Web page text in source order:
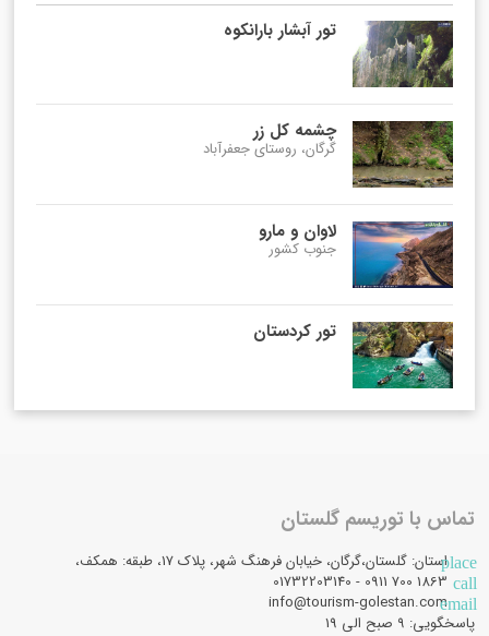
تور آبشار بارانکوه
چشمه کل زر
گرگان، روستای جعفرآباد
لاوان و مارو
جنوب کشور
تور کردستان
تماس با توریسم گلستان
placeاستان: گلستان،گرگان، خیابان فرهنگ شهر، پلاک 17، طبقه: همکف،
call
email
info@tourism-golestan.com
پاسخگویی: ۹ صبح الی 19